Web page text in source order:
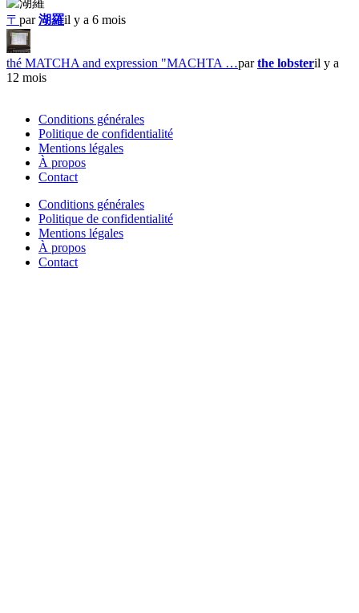
〒 par湖羅il y a 6 mois
thé MATCHA and expression "MACHTA …parthe lobsteril y a
12 mois
Conditions générales
Politique de confidentialité
Mentions légales
À propos
Contact
Conditions générales
Politique de confidentialité
Mentions légales
À propos
Contact